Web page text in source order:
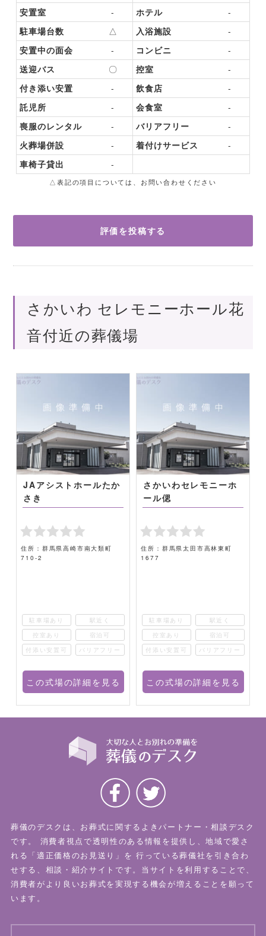
安置室
- ホテル
-
駐車場台数
△ 入浴施設
-
安置中の面会
- コンビニ
-
送迎バス
〇 控室
-
付き添い安置
- 飲食店
-
託児所
- 会食室
-
喪服のレンタル
- バリアフリー
-
火葬場併設
- 着付けサービス
-
車椅子貸出
-
△表記の項目については、お問い合わせください
評価を投稿する
さかいわ セレモニーホール花
音付近の葬儀場
JAアシストホールたか
さき
住所：群馬県高崎市南大類町
710-2
駐車場あり
駅近く
控室あり
宿泊可
付添い安置可
バリアフリー
この式場の詳細を見る
さかいわセレモニーホ
ール偲
住所：群馬県太田市高林東町
1677
駐車場あり
駅近く
控室あり
宿泊可
付添い安置可
バリアフリー
この式場の詳細を見る
葬儀のデスクは、お葬式に関するよきパートナー・相談デスク
です。
消費者視点で透明性のある情報を提供し、地域で愛さ
れる「適正価格のお見送り」を 行っている葬儀社を引き合わ
せする、相談・紹介サイトです。当サイトを利用することで、
消費者がより良いお葬式を実現する機会が増えることを願って
います。